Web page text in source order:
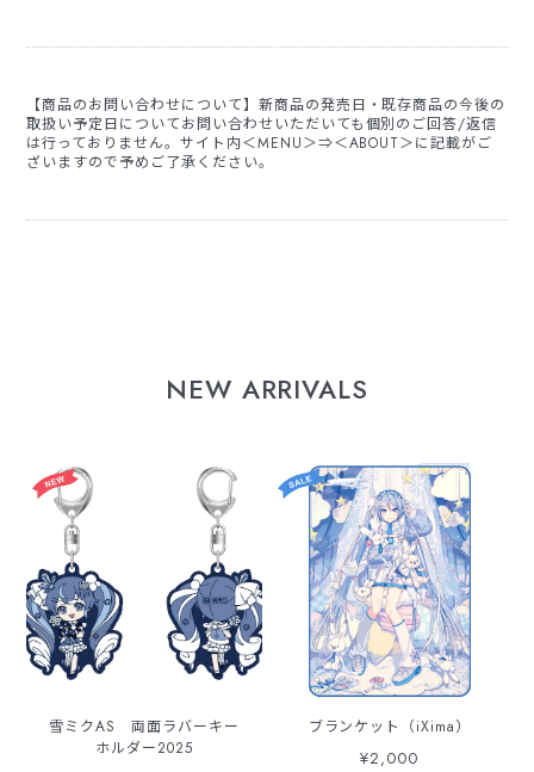
【商品のお問い合わせについて】新商品の発売日・既存商品の今後の
取扱い予定日についてお問い合わせいただいても個別のご回答/返信
は行っておりません。サイト内＜MENU＞⇒＜ABOUT＞に記載がご
ざいますので予めご了承ください。
NEW ARRIVALS
雪ミクAS 両面ラバーキー
ホルダー2025
ブランケット（iXima）
¥2,000